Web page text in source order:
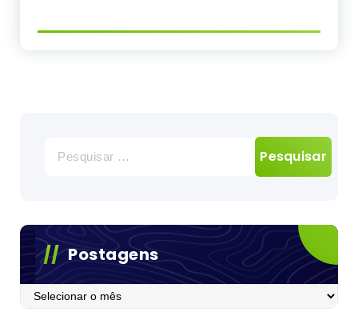
por:
Postagens
Postagens